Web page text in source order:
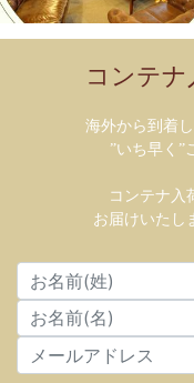
コンテ
海外から到着
”いち早く”
コンテナ入
お届けいたし